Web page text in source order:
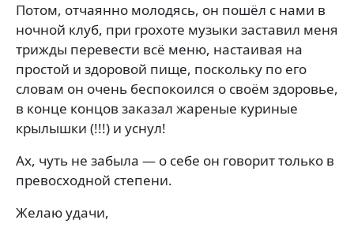
Потом, отчаянно молодясь, он пошёл с нами в
ночной клуб, при грохоте музыки заставил меня
трижды перевести всё меню, настаивая на
простой и здоровой пище, поскольку по его
словам он очень беспокоился о своём здоровье,
в конце концов заказал жареные куриные
крылышки (!!!) и уснул!
Ах, чуть не забыла — о себе он говорит только в
превосходной степени.
Желаю удачи,